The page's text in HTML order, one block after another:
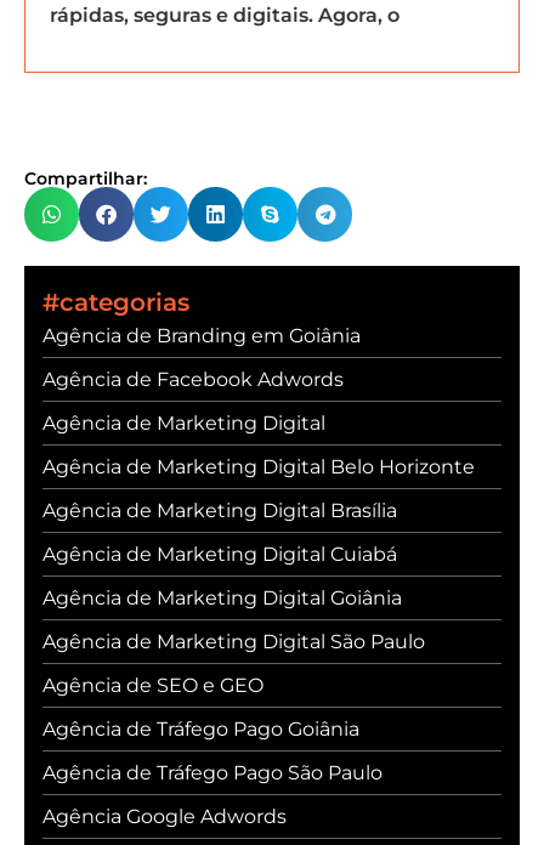
rápidas, seguras e digitais. Agora, o
Compartilhar:
#categorias
Agência de Branding em Goiânia
Agência de Facebook Adwords
Agência de Marketing Digital
Agência de Marketing Digital Belo Horizonte
Agência de Marketing Digital Brasília
Agência de Marketing Digital Cuiabá
Agência de Marketing Digital Goiânia
Agência de Marketing Digital São Paulo
Agência de SEO e GEO
Agência de Tráfego Pago Goiânia
Agência de Tráfego Pago São Paulo
Agência Google Adwords